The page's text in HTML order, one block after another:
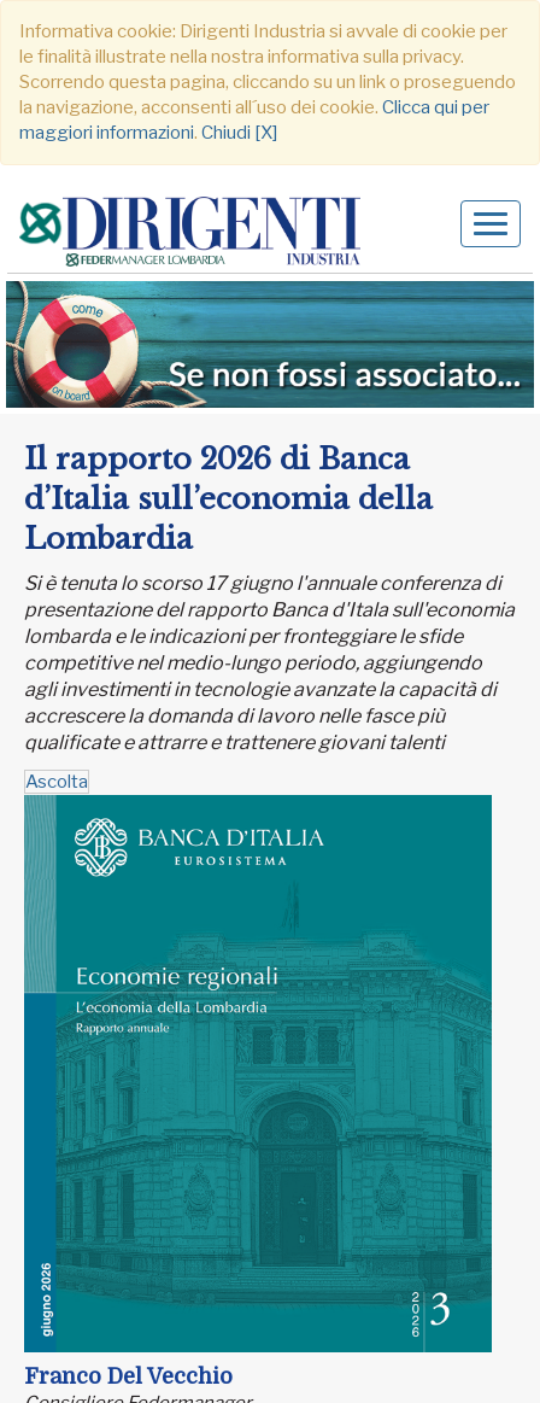
Informativa cookie: Dirigenti Industria si avvale di cookie per
le finalità illustrate nella nostra informativa sulla privacy.
Scorrendo questa pagina, cliccando su un link o proseguendo
la navigazione, acconsenti all´uso dei cookie. Clicca qui per
maggiori informazioni. Chiudi [X]
Il rapporto 2026 di Banca
d’Italia sull’economia della
Lombardia
Si è tenuta lo scorso 17 giugno l'annuale conferenza di
presentazione del rapporto Banca d'Itala sull'economia
lombarda e le indicazioni per fronteggiare le sfide
competitive nel medio-lungo periodo, aggiungendo
agli investimenti in tecnologie avanzate la capacità di
accrescere la domanda di lavoro nelle fasce più
qualificate e attrarre e trattenere giovani talenti
Ascolta
Franco Del Vecchio